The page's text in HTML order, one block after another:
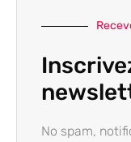
No spam,